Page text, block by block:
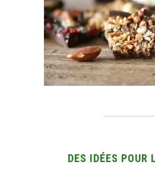
DES IDÉES POUR